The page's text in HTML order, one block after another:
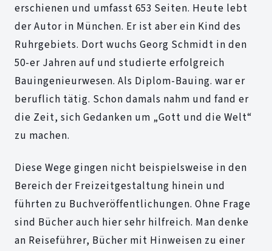
erschienen und umfasst 653 Seiten. Heute lebt
der Autor in München. Er ist aber ein Kind des
Ruhrgebiets. Dort wuchs Georg Schmidt in den
50-er Jahren auf und studierte erfolgreich
Bauingenieurwesen. Als Diplom-Bauing. war er
beruflich tätig. Schon damals nahm und fand er
die Zeit, sich Gedanken um „Gott und die Welt“
zu machen.
Diese Wege gingen nicht beispielsweise in den
Bereich der Freizeitgestaltung hinein und
führten zu Buchveröffentlichungen. Ohne Frage
sind Bücher auch hier sehr hilfreich. Man denke
an Reiseführer, Bücher mit Hinweisen zu einer